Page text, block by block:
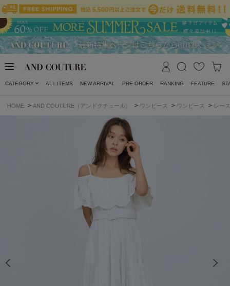
CATEGORY ALL ITEMS NEW ARRIVAL PRE ORDER RANKING FEATURE
HOME > AND COUTURE（アンドクチュール） > ワンピース > ワンピース > レー